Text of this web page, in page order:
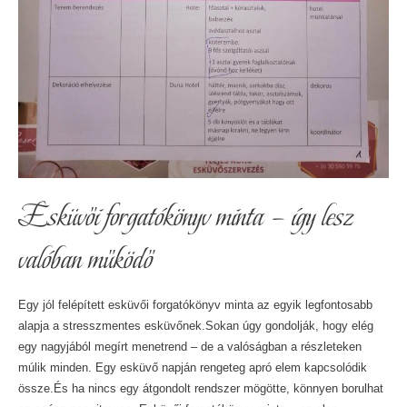
Esküvői forgatókönyv minta – így lesz
valóban működő
Egy jól felépített esküvői forgatókönyv minta az egyik legfontosabb
alapja a stresszmentes esküvőnek.Sokan úgy gondolják, hogy elég
egy nagyjából megírt menetrend – de a valóságban a részleteken
múlik minden. Egy esküvő napján rengeteg apró elem kapcsolódik
össze.És ha nincs egy átgondolt rendszer mögötte, könnyen borulhat